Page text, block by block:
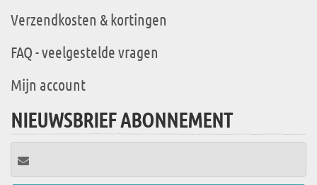
Verzendkosten & kortingen
FAQ - veelgestelde vragen
Mijn account
NIEUWSBRIEF ABONNEMENT